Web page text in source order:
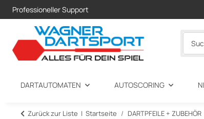
Professioneller Support
DARTAUTOMATEN AUTOSCORING
Zurück zur Liste Startseite DARTPFEILE + ZUBEHÖR